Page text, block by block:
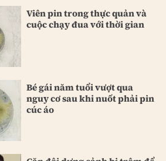
Viên pin trong thực quản và
cuộc chạy đua với thời gian
Bé gái năm tuổi vượt qua
nguy cơ sau khi nuốt phải pin
cúc áo